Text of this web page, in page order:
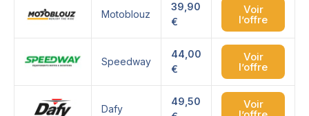
Motoblouz
39,90
€
Voir
l’offre
Speedway
44,00
€
Voir
l’offre
Dafy
49,50
Voir